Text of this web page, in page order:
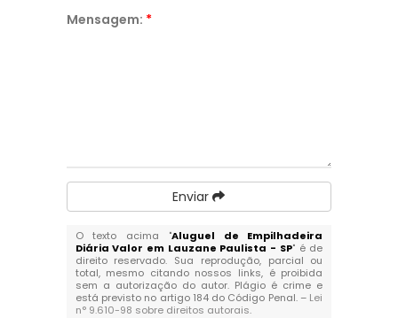
Mensagem: *
Enviar
O texto acima "Aluguel de Empilhadeira
Diária Valor em Lauzane Paulista - SP" é de
direito reservado. Sua reprodução, parcial ou
total, mesmo citando nossos links, é proibida
sem a autorização do autor. Plágio é crime e
está previsto no artigo 184 do Código Penal. – Lei
n° 9.610-98 sobre direitos autorais.